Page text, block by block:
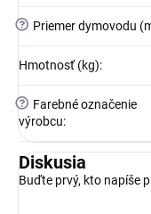
? Priemer dymovodu
Hmotnosť (kg):
?
Farebné označenie
výrobcu:
Diskusia
Buďte prvý, kto napíše